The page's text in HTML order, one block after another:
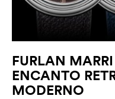
FURLAN
ENCANTO
MODERNO